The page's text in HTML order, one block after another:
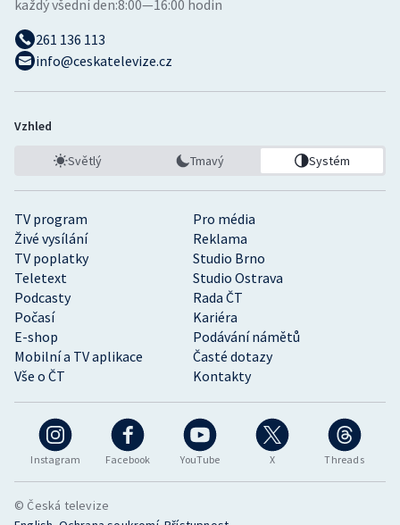
Instagram Facebook YouTube X Threads
TV program
Pro média
Živé vysílání
Reklama
TV poplatky
Studio Brno
Teletext
Studio Ostrava
Podcasty
Rada ČT
Počasí
Kariéra
E-shop
Podávání námětů
Mobilní a TV aplikace
Časté dotazy
Vše o ČT
Kontakty
každý všední den:8:00—16:00 hodin
261 136 113
info@ceskatelevize.cz
Vzhled
Světlý Tmavý Systém
© Česká televize